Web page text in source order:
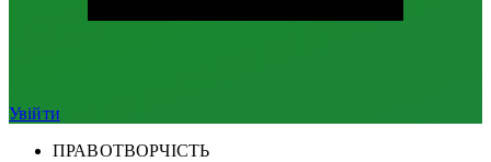
Увійти
ПРАВОТВОРЧІСТЬ